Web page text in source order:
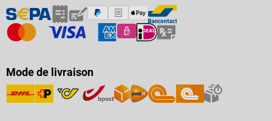
Mode de livraison